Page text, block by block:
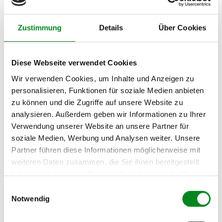
Zustimmung Details Über Cookies
Diese Webseite verwendet Cookies
Wir verwenden Cookies, um Inhalte und Anzeigen zu
personalisieren, Funktionen für soziale Medien anbieten
zu können und die Zugriffe auf unsere Website zu
analysieren. Außerdem geben wir Informationen zu Ihrer
Verwendung unserer Website an unsere Partner für
soziale Medien, Werbung und Analysen weiter. Unsere
Partner führen diese Informationen möglicherweise mit
weiteren Daten zusammen, die Sie ihnen bereitgestellt
haben oder die sie im Rahmen Ihrer Nutzung der Dienste
Notwendig
Hersteller/EU Verantwortliche
TMC Turbolader Manufaktur Coesfeld
Adresse:
E-Mail:
info@tmc-turbo.de
Telefon:
02541/8483601
Der Aufbereitungsprozess für AT-
Klimakompressoren